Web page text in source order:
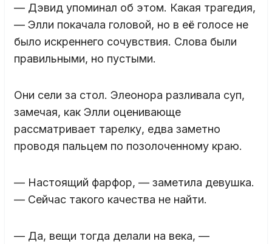
— Дэвид упоминал об этом. Какая трагедия,
— Элли покачала головой, но в её голосе не
было искреннего сочувствия. Слова были
правильными, но пустыми.
Они сели за стол. Элеонора разливала суп,
замечая, как Элли оценивающе
рассматривает тарелку, едва заметно
проводя пальцем по позолоченному краю.
— Настоящий фарфор, — заметила девушка.
— Сейчас такого качества не найти.
— Да, вещи тогда делали на века, —